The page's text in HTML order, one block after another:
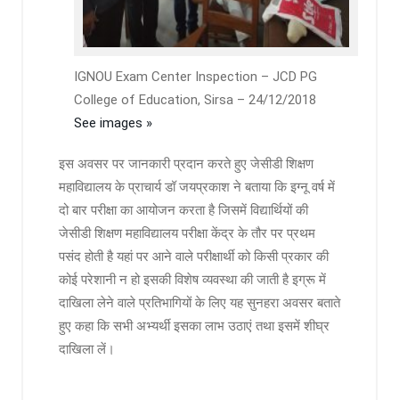
IGNOU Exam Center Inspection – JCD PG
College of Education, Sirsa – 24/12/2018
See images »
इस अवसर पर जानकारी प्रदान करते हुए जेसीडी शिक्षण
महाविद्यालय के प्राचार्य डॉ जयप्रकाश ने बताया कि इग्नू वर्ष में
दो बार परीक्षा का आयोजन करता है जिसमें विद्यार्थियों की
जेसीडी शिक्षण महाविद्यालय परीक्षा केंद्र के तौर पर प्रथम
पसंद होती है यहां पर आने वाले परीक्षार्थी को किसी प्रकार की
कोई परेशानी न हो इसकी विशेष व्यवस्था की जाती है इग्रू में
दाखिला लेने वाले प्रतिभागियों के लिए यह सुनहरा अवसर बताते
हुए कहा कि सभी अभ्यर्थी इसका लाभ उठाएं तथा इसमें शीघ्र
दाखिला लें।